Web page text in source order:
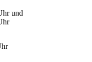
und